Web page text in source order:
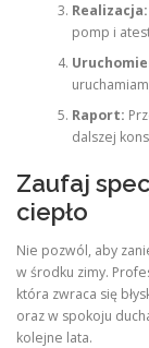
Realizacja:
pomp i
Raport:
dalszej
Zaufaj
ciepło
Nie pozwól, aby
w środku zimy.
która zwraca się
oraz w spokoju
kolejne lata.